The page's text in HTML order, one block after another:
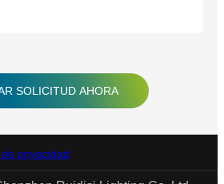
SOLICITUD AHORA
privacidad